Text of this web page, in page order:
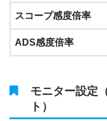
スコープ感度倍率
ADS感度倍率
モニター設定
ト）